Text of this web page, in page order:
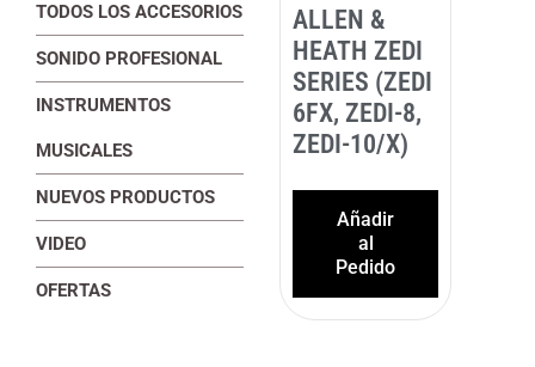
TODOS LOS ACCESORIOS
SONIDO PROFESIONAL
INSTRUMENTOS
MUSICALES
NUEVOS PRODUCTOS
VIDEO
OFERTAS
ALLEN &
HEATH ZEDI
SERIES (ZEDI
6FX, ZEDI-8,
ZEDI-10/X)
Añadir
al
Pedido